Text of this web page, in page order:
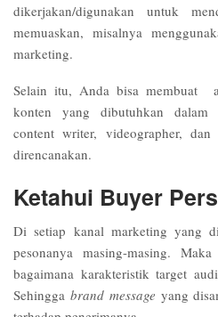
dikerjakan/digunakan untuk
memuaskan, misalnya
marketing.
Selain itu, Anda bisa membuat
konten yang dibutuhkan dalam
content writer, videographer,
direncanakan.
Ketahui Buyer
Di setiap kanal marketing yang
pesonanya masing-masing.
bagaimana karakteristik target
Sehingga brand message yang